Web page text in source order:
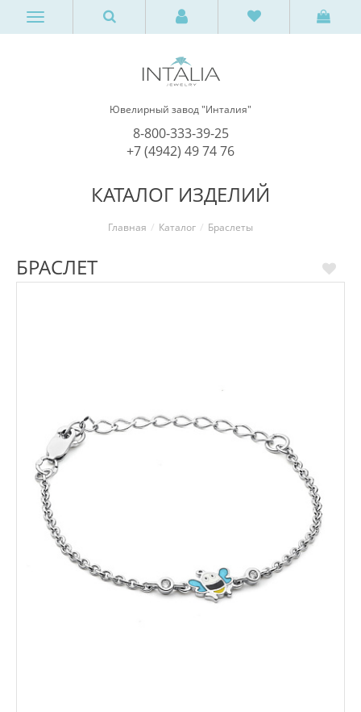
Ювелирный завод "Инталия"
8-800-333-39-25
+7 (4942) 49 74 76
КАТАЛОГ ИЗДЕЛИЙ
Главная Каталог Браслеты
БРАСЛЕТ